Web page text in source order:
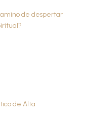
de despertar
de Alta